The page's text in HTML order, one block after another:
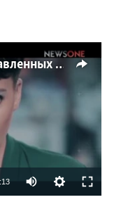
Страна самых высокопоставленных телеведущих. Почему политики захватили телеэфир Украины
available